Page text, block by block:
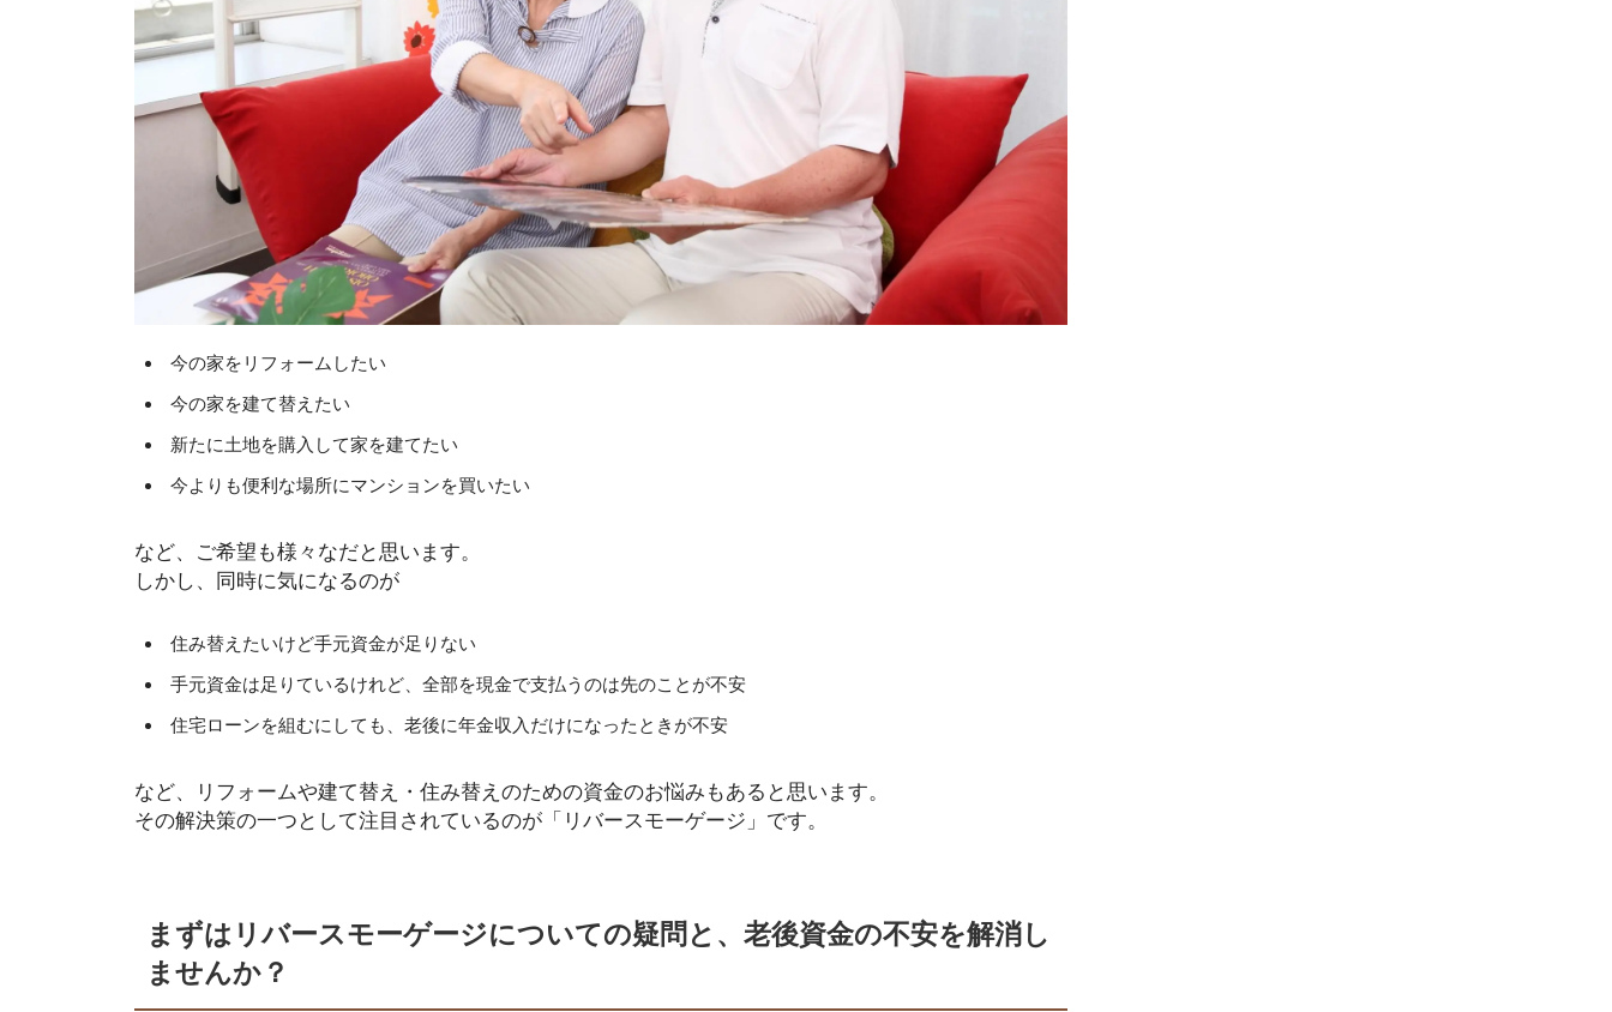
今の家をリフォームしたい
今の家を建て替えたい
新たに土地を購入して家を建てたい
今よりも便利な場所にマンションを買いたい
など、ご希望も様々なだと思います。
しかし、同時に気になるのが
住み替えたいけど手元資金が足りない
手元資金は足りているけれど、全部を現金で支払うのは先のことが不安
住宅ローンを組むにしても、老後に年金収入だけになったときが不安
など、リフォームや建て替え・住み替えのための資金のお悩みもあると思います。
その解決策の一つとして注目されているのが「リバースモーゲージ」です。
まずはリバースモーゲージについての疑問と、老後資金の不安を解消し
ませんか？